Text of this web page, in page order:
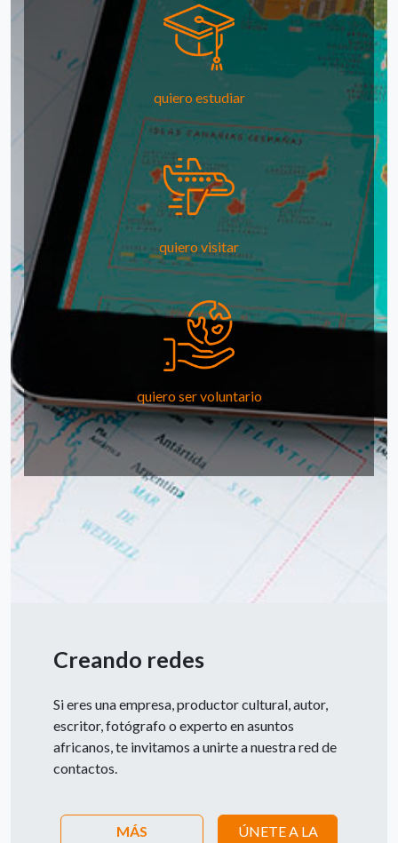
quiero estudiar
quiero visitar
quiero ser voluntario
Creando redes
Si eres una empresa, productor cultural, autor,
escritor, fotógrafo o experto en asuntos
africanos, te invitamos a unirte a nuestra red de
contactos.
MÁS
ÚNETE A LA